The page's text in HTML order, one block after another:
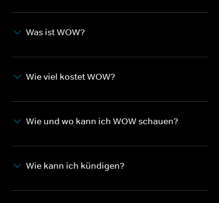
Was ist WOW?
Wie viel kostet WOW?
Wie und wo kann ich WOW schauen?
Wie kann ich kündigen?